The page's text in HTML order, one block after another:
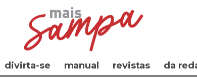
divirta-se manual revistas da